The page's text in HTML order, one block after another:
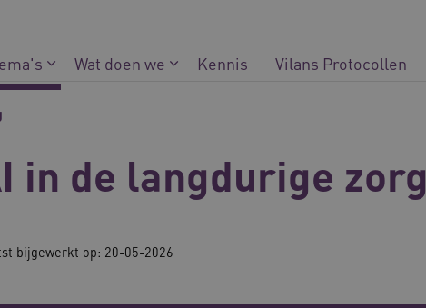
Wat doen we Kennis Vilans Protocollen
in de langdurige zorg
bijgewerkt op: 20-05-2026